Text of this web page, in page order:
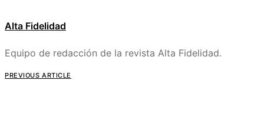
Alta Fidelidad
Equipo de redacción de la revista Alta Fidelidad.
PREVIOUS ARTICLE